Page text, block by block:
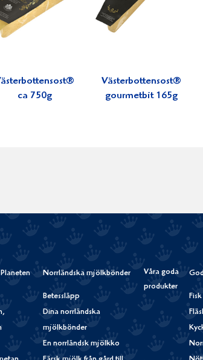
ca 750g
Västerbottensost®
gourmetbit 165g
Norrländska mjölkbönder
Betessläpp
Dina norrländska
mjölkbönder
En norrländsk mjölkko
Våra goda
produkter
Fisk